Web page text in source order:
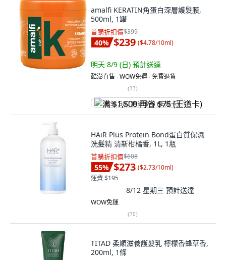
amalfi KERATIN角蛋白深層護髮膜,
500ml, 1罐
首購折扣價$399
40% $239 ($4.78/10ml)
明天 8/9 (日) 預計送達
酷澎直售 ∙ WOW免運 ∙ 免費退貨
(33)
满 $1,500 再省 $75 (王道卡)
HAiR Plus Protein Bond蛋白質保濕
洗髮精 清新柑橘香, 1L, 1瓶
首購折扣價$608
55% $273 ($2.73/10ml)
運費 $195
8/12 星期三 預計送達
WOW免運
(70)
TITAD 柔順滋養護髮乳 檸檬香蜂草香,
200ml, 1條